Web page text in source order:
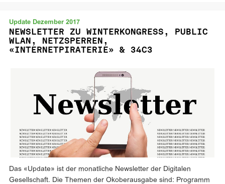
Update Dezember 2017
NEWSLETTER ZU WINTERKONGRESS, PUBLIC
WLAN, NETZSPERREN,
«INTERNETPIRATERIE» & 34C3
Das «Update» ist der monatliche Newsletter der Digitalen
Gesellschaft. Die Themen der Okoberausgabe sind: Programm